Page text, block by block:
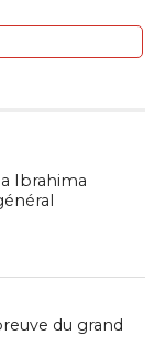
Ibrahima
du grand